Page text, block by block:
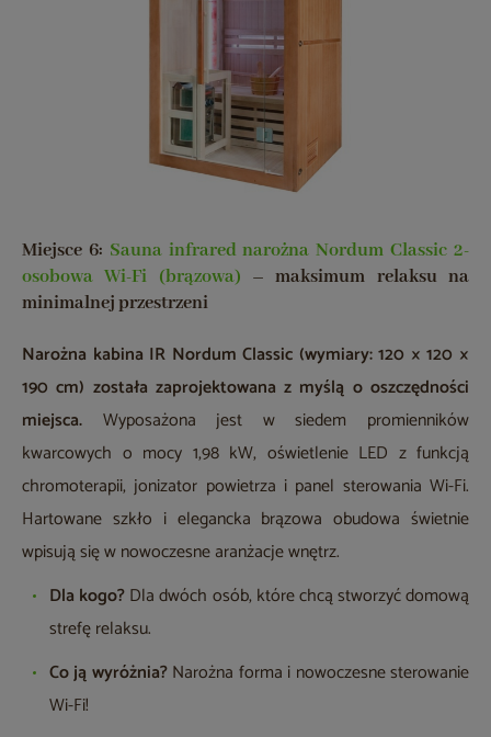
Miejsce 6: Sauna infrared narożna Nordum Classic 2-
osobowa Wi-Fi (brązowa) – maksimum relaksu na
minimalnej przestrzeni
Narożna kabina IR Nordum Classic (wymiary: 120 × 120 ×
190 cm) została zaprojektowana z myślą o oszczędności
miejsca. Wyposażona jest w siedem promienników
kwarcowych o mocy 1,98 kW, oświetlenie LED z funkcją
chromoterapii, jonizator powietrza i panel sterowania Wi-Fi.
Hartowane szkło i elegancka brązowa obudowa świetnie
wpisują się w nowoczesne aranżacje wnętrz.
Dla kogo?Dla dwóch osób, które chcą stworzyć domową
strefę relaksu.
Co ją wyróżnia?Narożna forma i nowoczesne sterowanie
Wi-Fi!